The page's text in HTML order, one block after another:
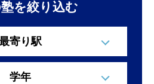
を絞り込む
寄り駅
学年